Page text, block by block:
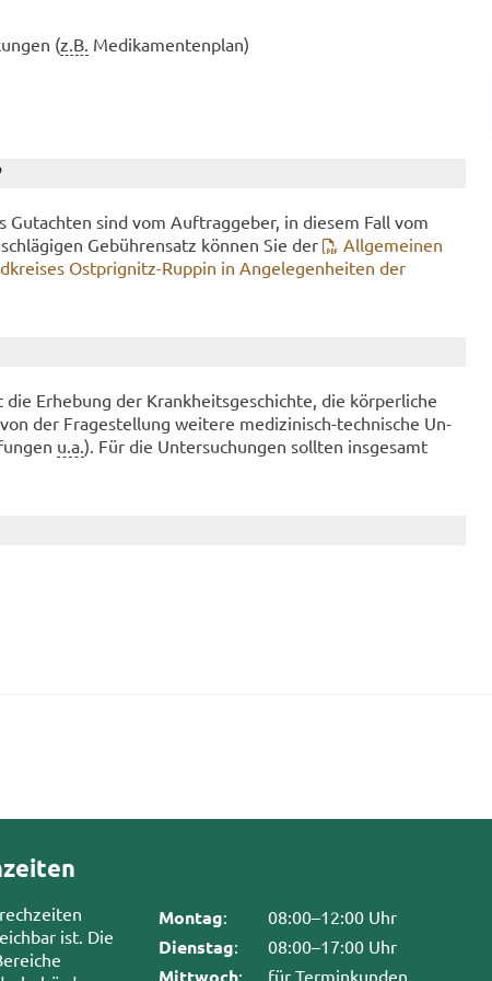
(z.B. Me­di­ka­men­ten­plan)
Gut­ach­ten sind vom Auf­trag­ge­ber, in die­sem Fall vom
Ge­büh­ren­satz kön­nen Sie der
All­ge­mei­nen
Ostprignitz-​Ruppin in An­ge­le­gen­hei­ten der
Er­he­bung der Krank­heits­ge­schich­te, die kör­per­li­che
der Fra­ge­stel­lung wei­te­re medizinisch-​technische Un­
u.a.). Für die Un­ter­su­chun­gen soll­ten ins­ge­samt
ist. Die
Montag: 08:00–12:00 Uhr
Dienstag: 08:00–17:00 Uhr
Mittwoch: für Terminkunden